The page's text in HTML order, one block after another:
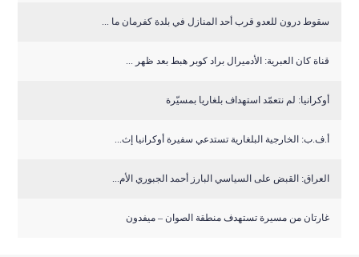
سقوط درون للعدو قرب أحد المنازل في بلدة كفرمان ما ...
قناة كان العبرية: الأدميرال براد كوبر هبط بعد ظهر ...
أوكرانيا: لم نتعمّد استهداف بلغاريا بمسيّرة
أ.ف.ب: الخارجية البلغارية تستدعي سفيرة أوكرانيا إث...
العراق: القبض على السياسي البارز أحمد الجبوري الأم...
غارتان من مسيرة تستهدف منطقة الصوان – ميفدون